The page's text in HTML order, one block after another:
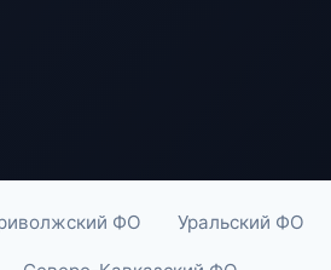
ФО Уральский ФО